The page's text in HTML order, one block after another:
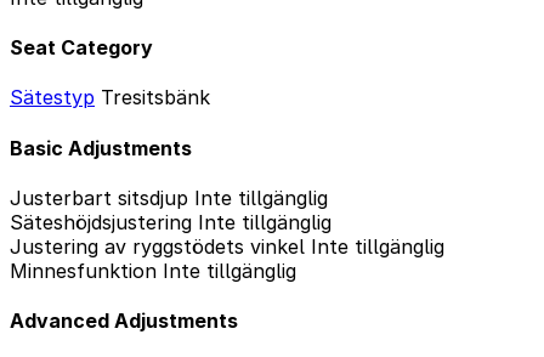
Seat Category
Sätestyp Tresitsbänk
Basic Adjustments
Justerbart sitsdjup Inte tillgänglig
Säteshöjdsjustering Inte tillgänglig
Justering av ryggstödets vinkel Inte tillgänglig
Minnesfunktion Inte tillgänglig
Advanced Adjustments